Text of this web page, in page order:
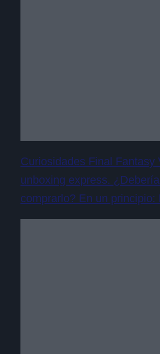
Curiosidades Final Fantasy
unboxing express.
comprarlo? En un principio: